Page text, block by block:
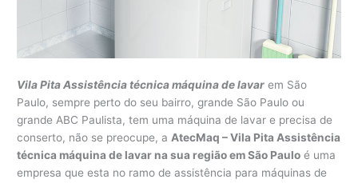
Vila Pita Assistência técnica máquina de lavar em São
Paulo, sempre perto do seu bairro, grande São Paulo ou
grande ABC Paulista, tem uma máquina de lavar e precisa de
conserto, não se preocupe, aAtecMaq – Vila Pita Assistência
técnica máquina de lavar na sua região em São Paulo é uma
empresa que esta no ramo de assistência para máquinas de